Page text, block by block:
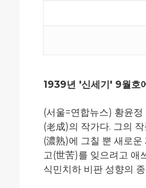
1939년 '신세기' 9월호
(서울=연합뉴스) 황윤
(老成)의 작가다. 그의
(濃熟)에 그칠 뿐 새로
고(世苦)를 잊으려고 애
식민치하 비판 성향의